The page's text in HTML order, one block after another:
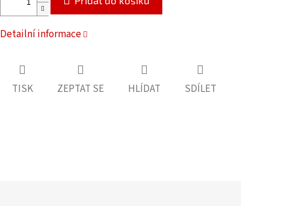
Detailní informace
TISK ZEPTAT SE HLÍDAT SDÍLET